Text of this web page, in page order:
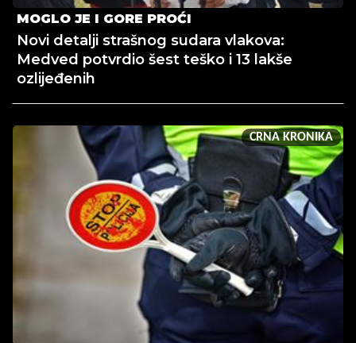
MOGLO JE I GORE PROĆI
Novi detalji strašnog sudara vlakova:
Medved potvrdio šest teško i 13 lakše
ozlijeđenih
CRNA KRONIKA